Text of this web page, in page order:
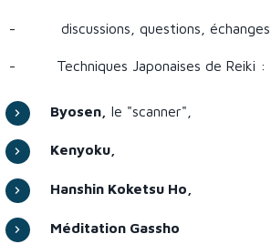
- discussions, questions, échanges
- Techniques Japonaises de Reiki :
Byosen, le "scanner",
Kenyoku,
Hanshin Koketsu Ho,
Méditation Gassho